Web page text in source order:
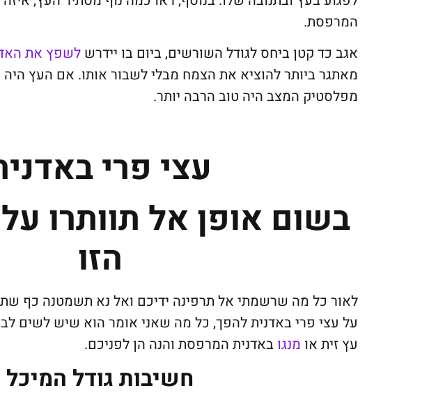
המרפסת.
אגב כד קטן ביחס לגודל השורשים, ביום בו יידרש לשפץ את
מאתגר ביותר להוציא את הצמח מבלי לשבור אותו. אם העץ היה
מפלסטיק המצב היה טוב הרבה יותר.
עצי פרי
בשום אופן אל תוותרו
הזו
לאור כל מה שרשמתי אל תרפינה ידיכם ואל נא תשמטנה כף
על עצי פרי באדנית להפך, כל מה שאני אומר הוא שיש לשים
עץ זית או מנגו באדנית המרפסת והנה הן לפניכם.
חשיבות גודל המיכל